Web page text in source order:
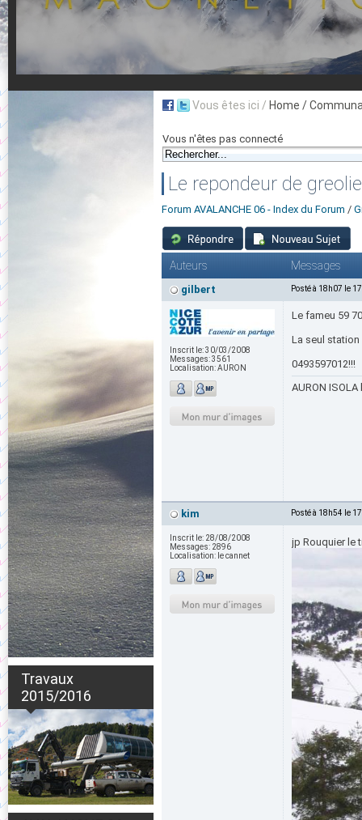
Travaux
2015/2016
Vous êtes ici / Home /
Vous n'êtes pas connecté
Le repondeur de
Forum AVALANCHE 06 - Index du Forum /
Auteurs Messages
gilbert Posté à 18h07 le
Inscrit le:30/03/2008
Messages:3561
Localisation:AURON
Le fameu 59
La seul station
0493597012!!!
AURON
kim Posté à 18h54 le
Inscrit le: 28/08/2008
Messages: 2896
Localisation: le cannet
jp Rouquier le